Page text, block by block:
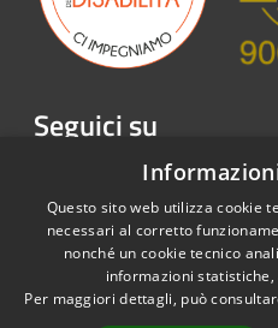
Seguici su
FacebookTwitterYoutube
Accessibilità
Questo sito web utilizza cookie
necessari al corretto
nonché un cookie tecnico
informazioni
Per maggiori dettagli, può